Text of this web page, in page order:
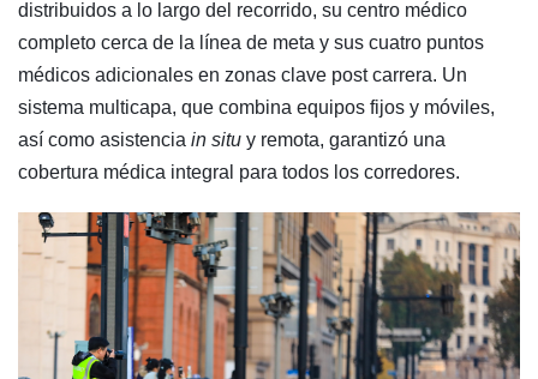
distribuidos a lo largo del recorrido, su centro médico
completo cerca de la línea de meta y sus cuatro puntos
médicos adicionales en zonas clave post carrera. Un
sistema multicapa, que combina equipos fijos y móviles,
así como asistencia in situ y remota, garantizó una
cobertura médica integral para todos los corredores.